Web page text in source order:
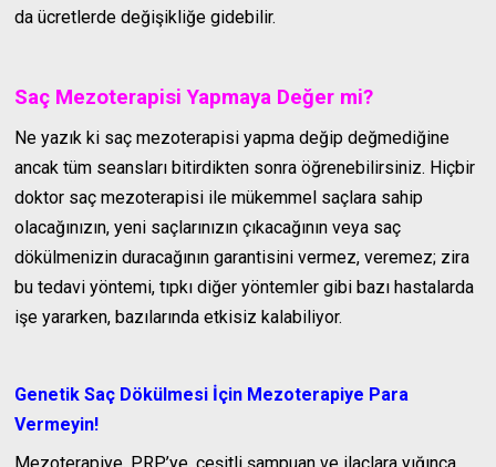
da ücretlerde değişikliğe gidebilir.
Saç Mezoterapisi Yapmaya Değer mi?
Ne yazık ki saç mezoterapisi yapma değip değmediğine
ancak tüm seansları bitirdikten sonra öğrenebilirsiniz. Hiçbir
doktor saç mezoterapisi ile mükemmel saçlara sahip
olacağınızın, yeni saçlarınızın çıkacağının veya saç
dökülmenizin duracağının garantisini vermez, veremez; zira
bu tedavi yöntemi, tıpkı diğer yöntemler gibi bazı hastalarda
işe yararken, bazılarında etkisiz kalabiliyor.
Genetik Saç Dökülmesi İçin Mezoterapiye Para
Vermeyin!